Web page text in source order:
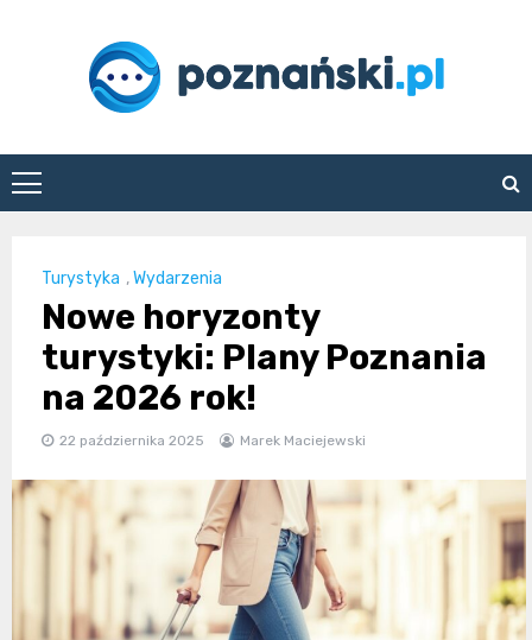
poznanski.pl
Turystyka ,Wydarzenia
Nowe horyzonty
turystyki: Plany Poznania
na 2026 rok!
22 października 2025 Marek Maciejewski